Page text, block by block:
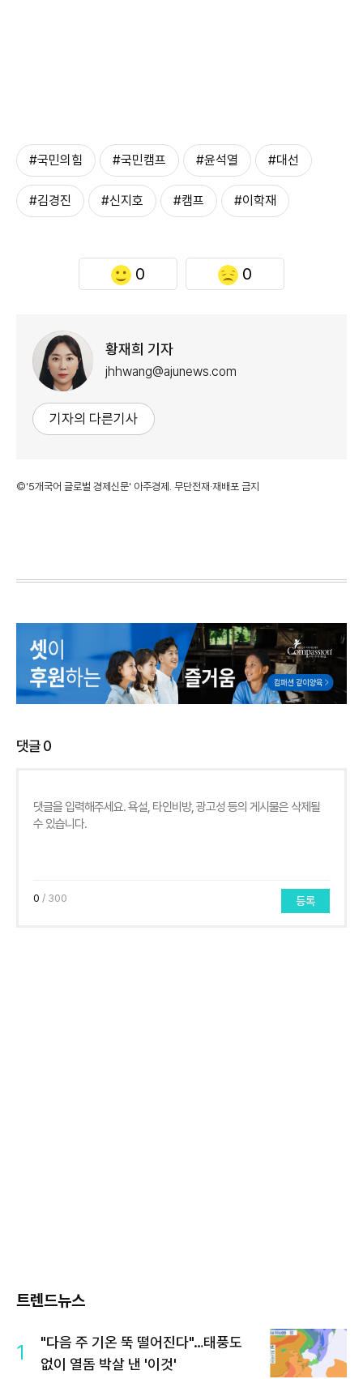
#국민의힘 #국민캠프 #윤석열 #대선
#김경진 #신지호 #캠프 #이학재
0 0
황재희 기자
jhhwang@ajunews.com
기자의 다른기사
©'5개국어 글로벌 경제신문' 아주경제. 무단전재·재배포 금지
댓글0
0 / 300 등록
트렌드뉴스
1
"다음 주 기온 뚝 떨어진다"…태풍도
없이 열돔 박살 낸 '이것'